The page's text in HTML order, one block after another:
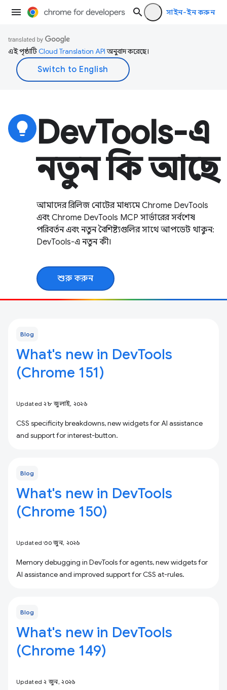
সাইন-ইন করুন
এই পৃষ্ঠাটিCloud Translation APIঅনুবাদ করেছে।
lightbulb
DevTools-এ
নতুন কি আছে
আমাদের রিলিজ নোটের মাধ্যমে Chrome DevTools
এবং Chrome DevTools MCP সার্ভারের সর্বশেষ
পরিবর্তন এবং নতুন বৈশিষ্ট্যগুলির সাথে আপডেট থাকুন:
DevTools-এ নতুন কী।
শুরু করুন
Blog
What's new in DevTools
(Chrome 151)
Updated ২৮ জুলাই, ২০২৬
CSS specificity breakdowns, new widgets for AI assistance
and support for interest-button.
Blog
What's new in DevTools
(Chrome 150)
Updated ৩০ জুন, ২০২৬
Memory debugging in DevTools for agents, new widgets for
AI assistance and improved support for CSS at-rules.
Blog
What's new in DevTools
(Chrome 149)
Updated ২ জুন, ২০২৬